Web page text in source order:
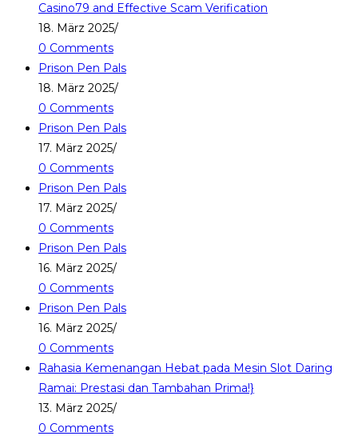
Casino79 and Effective Scam Verification
18. März 2025/
0 Comments
Prison Pen Pals
18. März 2025/
0 Comments
Prison Pen Pals
17. März 2025/
0 Comments
Prison Pen Pals
17. März 2025/
0 Comments
Prison Pen Pals
16. März 2025/
0 Comments
Prison Pen Pals
16. März 2025/
0 Comments
Rahasia Kemenangan Hebat pada Mesin Slot Daring
Ramai: Prestasi dan Tambahan Prima!}
13. März 2025/
0 Comments